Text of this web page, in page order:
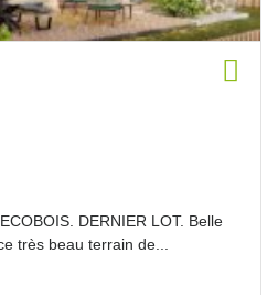
DERNIER LOT. Belle
très beau terrain de...